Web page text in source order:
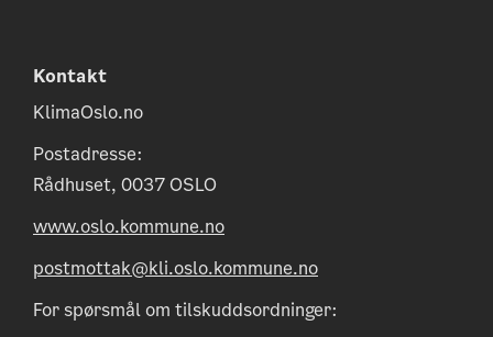
Kontakt
KlimaOslo.no
Postadresse:
Rådhuset, 0037 OSLO
www.oslo.kommune.no
postmottak@kli.oslo.kommune.no
For spørsmål om tilskuddsordninger: